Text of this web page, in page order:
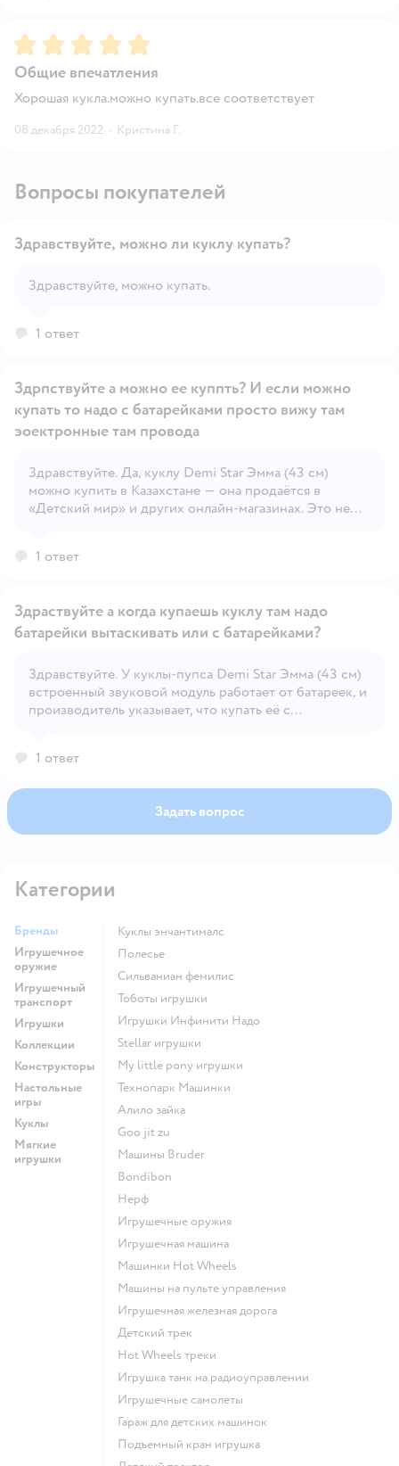
Рейтинг:5
Общие впечатления
Хорошая кукла.можно купать.все соответствует
08 декабря 2022 · Кристина Г.
Вопросы покупателей
Открыть вопрос
Здравствуйте, можно ли куклу купать?
Здравствуйте, можно купать.
1 ответ
Открыть вопрос
Здрпствуйте а можно ее куппть? И если можно
купать то надо с батарейками просто вижу там
эоектронные там провода
Здравствуйте. Да, куклу Demi Star Эмма (43 см)
можно купить в Казахстане — она продаётся в
«Детский мир» и других онлайн-магазинах. Это не
(кормить, сажать на горшок, укладывать спать).
1 ответ
Открыть вопрос
Здраствуйте а когда купаешь куклу там надо
батарейки вытаскивать или с батарейками?
Здравствуйте. У куклы-пупса Demi Star Эмма (43 см)
встроенный звуковой модуль работает от батареек, и
производитель указывает, что купать её с
1 ответ
Задать вопрос
Категории
Бренды
Игрушечное
оружие
Игрушечный
транспорт
Игрушки
Коллекции
Конструкторы
Настольные
игры
Куклы
Мягкие
игрушки
Куклы энчантималс
Полесье
Сильваниан фемилис
Тоботы игрушки
Игрушки Инфинити Надо
Stellar игрушки
my little pony игрушки
Технопарк Машинки
Алило зайка
Goo jit zu
Машины Bruder
Bondibon
Нерф
Игрушечные оружия
Игрушечная машина
Машинки Hot Wheels
Машины на пульте управления
Игрушечная железная дорога
Детский трек
Hot Wheels треки
Игрушка танк на радиоуправлении
Игрушечные самолеты
Гараж для детских машинок
Подъемный кран игрушка